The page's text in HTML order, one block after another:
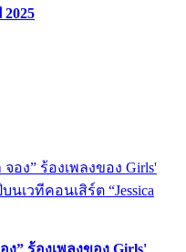
” ร้องเพลงของ Girls'